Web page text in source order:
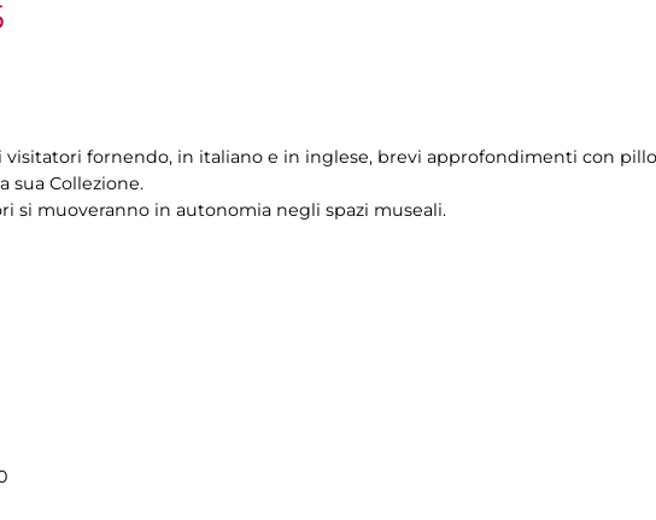
visitatori fornendo, in italiano e in inglese, brevi approfondimenti con
sua Collezione.
si muoveranno in autonomia negli spazi museali.